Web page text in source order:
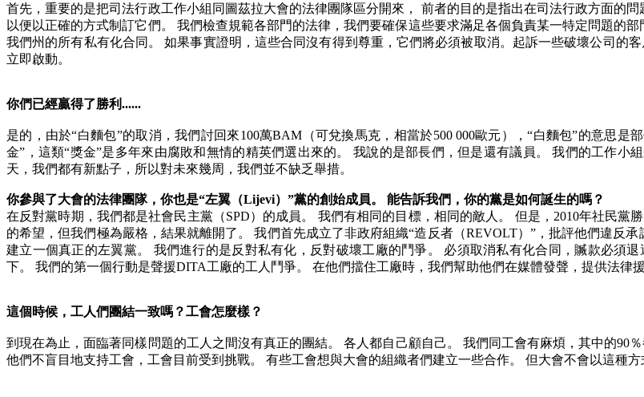
首先，重要的是把司法行政工作小組同圖茲拉大會的法律團隊區分開來， 前者的目的是指出在司法行政方面的問
以便以正確的方式制訂它們。
我們檢查規範各部門的法律，我們要確保這些要求滿足各個負責某一特定問題的部
我們州的所有私有化合同。
如果事實證明，這些合同沒有得到尊重，它們將必須被取消。起訴一些破壞公司的
立即啟動。
你們已經贏得了勝利......
是的，由於“白麵包”的取消，我們討回來100萬BAM （可兌換馬克，相當於500 000歐元），“白麵包”的意思是
金” ，這類“獎金”是多年來由腐敗和無情的精英們選出來的。 我說的是部長們，但是還有議員。 我們的工作小
天，我們都有新點子，所以對未來幾周，我們並不缺乏舉措。
你參與了大會的法律團隊，你也是“左翼（Lijevi） ”黨的創始成員。
能告訴我們，你的黨是如何誕生的嗎？
在反對黨時期，我們都是社會民主黨（SPD）的成員。 我們有相同的目標，相同的敵人。 但是， 2010年社民黨
的希望，但我們極為嚴格，結果就離開了。
我們首先成立了非政府組織“造反者（REVOLT） ”，批評他們違反承
建立一個真正的左翼黨。
我們進行的是反對私有化，反對破壞工廠的鬥爭。
必須取消私有化合同，贓款必須
下。
我們的第一個行動是聲援DITA工廠的工人鬥爭。 在他們擋住工廠時，我們幫助他們在媒體發聲，提供法律援
這個時候，工人們團結一致嗎？工會怎麼樣？
到現在為止，面臨著同樣問題的工人之間沒有真正的團結。 各人都自己顧自己。 我們同工會有麻煩，其中的90
他們不盲目地支持工會，工會目前受到挑戰。
有些工會想與大會的組織者們建立一些合作。 但大會不會以這種方